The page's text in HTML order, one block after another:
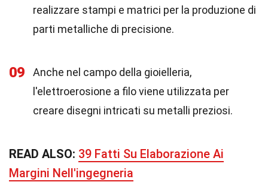
realizzare stampi e matrici per la produzione di
parti metalliche di precisione.
09
Anche nel campo della gioielleria,
l'elettroerosione a filo viene utilizzata per
creare disegni intricati su metalli preziosi.
READ ALSO: 39 Fatti Su Elaborazione Ai
Margini Nell'ingegneria